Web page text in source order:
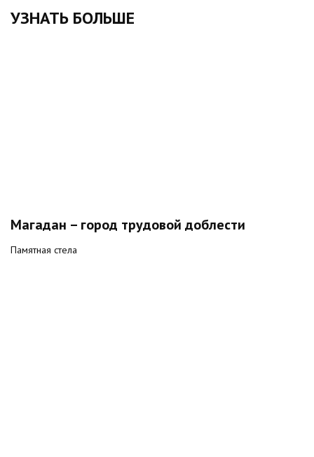
УЗНАТЬ БОЛЬШЕ
Магадан – город трудовой доблести
Памятная стела